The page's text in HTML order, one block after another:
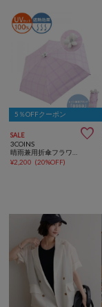
5％OFFクーポン
SALE 
3COINS
¥2,200 (20%OFF)